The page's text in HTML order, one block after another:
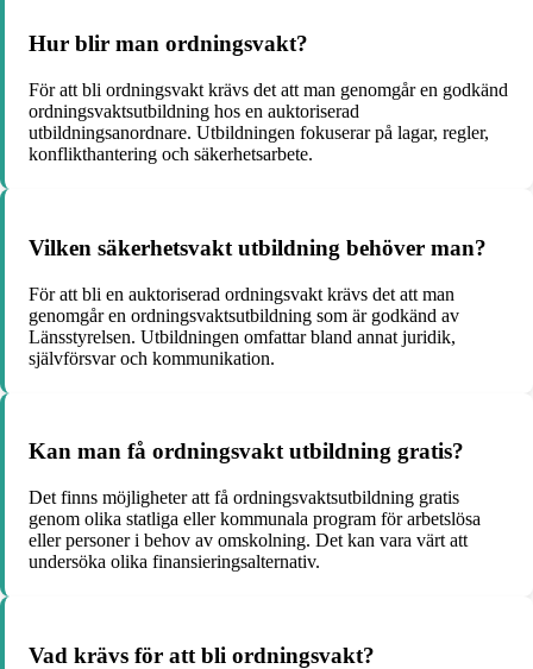
Hur blir man ordningsvakt?
För att bli ordningsvakt krävs det att man genomgår en godkänd
ordningsvaktsutbildning hos en auktoriserad
utbildningsanordnare. Utbildningen fokuserar på lagar, regler,
konflikthantering och säkerhetsarbete.
Vilken säkerhetsvakt utbildning behöver man?
För att bli en auktoriserad ordningsvakt krävs det att man
genomgår en ordningsvaktsutbildning som är godkänd av
Länsstyrelsen. Utbildningen omfattar bland annat juridik,
självförsvar och kommunikation.
Kan man få ordningsvakt utbildning gratis?
Det finns möjligheter att få ordningsvaktsutbildning gratis
genom olika statliga eller kommunala program för arbetslösa
eller personer i behov av omskolning. Det kan vara värt att
undersöka olika finansieringsalternativ.
Vad krävs för att bli ordningsvakt?